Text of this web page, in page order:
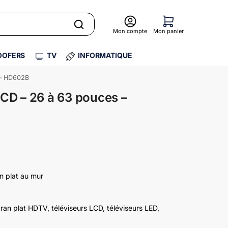
Mon compte Mon panier
TV INFORMATIQUE
HD602B
– 26 à 63 pouces –
plat au mur
plat HDTV, téléviseurs LCD, téléviseurs LED,